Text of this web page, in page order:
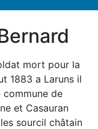
mort pour la
1883 a Laruns il
de
et Casauran
sourcil châtain